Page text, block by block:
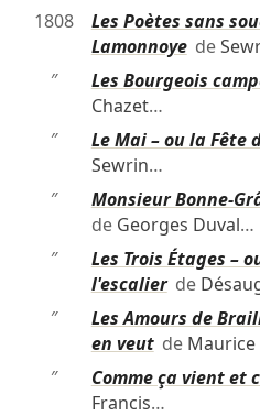
1808
Les Poètes sans
Lamonnoyede
″
Les Bourgeois
Chazet…
″
Le Mai – ou la Fête
Sewrin…
″
Monsieur Bonne-
de Georges Duval…
″
Les Trois Étages –
l'escalierde
″
Les Amours de
en veutde
″
Comme ça vient et
Francis…